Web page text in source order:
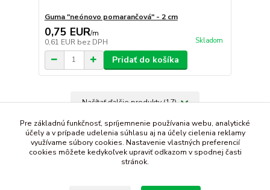
Guma "neónovo pomarančová" - 2 cm
0,75 EUR/m
0,61 EUR bez DPH Skladom
Pridať do košíka
Načítať ďalšie produkty (17)
strana z 2ďalšie
Pre základnú funkčnosť, spríjemnenie používania webu, analytické
účely a v prípade udelenia súhlasu aj na účely cielenia reklamy
využívame súbory cookies. Nastavenie vlastných preferencií
cookies môžete kedykoľvek upraviť odkazom v spodnej časti
stránok.